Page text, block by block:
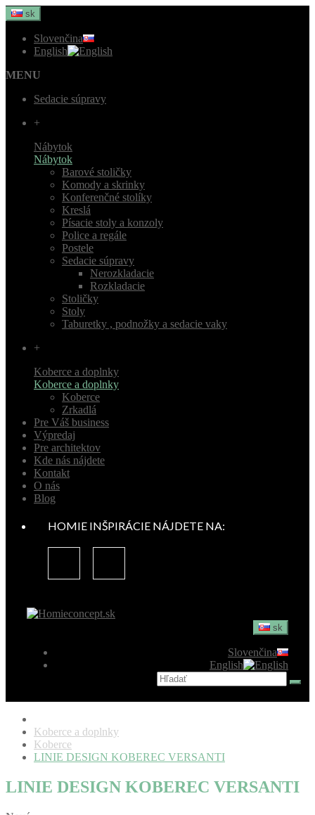
sk
Slovenčina
English
MENU
Sedacie súpravy
+
Nábytok
Nábytok
Barové stoličky
Komody a skrinky
Konferenčné stolíky
Kreslá
Písacie stoly a konzoly
Police a regále
Postele
Sedacie súpravy
Nerozkladacie
Rozkladacie
Stoličky
Stoly
Taburetky , podnožky a sedacie vaky
+
Koberce a doplnky
Koberce a doplnky
Koberce
Zrkadlá
Pre Váš business
Výpredaj
Pre architektov
Kde nás nájdete
Kontakt
O nás
Blog
HOMIE INŠPIRÁCIE NÁJDETE NA:
sk
Slovenčina
English
Koberce a doplnky
Koberce
LINIE DESIGN KOBEREC VERSANTI
LINIE DESIGN KOBEREC VERSANTI